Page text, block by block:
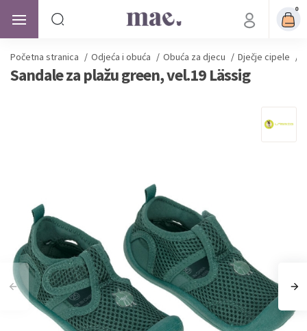
0
Početna stranica / Odjeća i obuća / Obuća za djecu / Dječje cipele /
Sandale za plažu green, vel.19 Lässig